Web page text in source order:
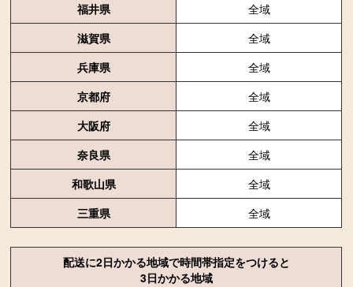
福井県
全域
滋賀県
全域
兵庫県
全域
京都府
全域
大阪府
全域
奈良県
全域
和歌山県
全域
三重県
全域
配送に2日かかる地域で時間帯指定をつけると
3日かかる地域